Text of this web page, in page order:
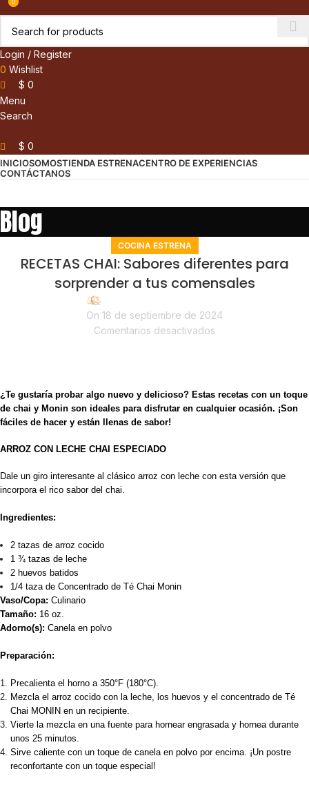
Login / Register
0 Wishlist
0
$ 0
Menu
Search
0
$ 0
INICIOSOMOSTIENDA ESTRENACENTRO DE EXPERIENCIAS
CONTÁCTANOS
Blog
COCINA ESTRENA
RECETAS CHAI: Sabores diferentes para
sorprender a tus comensales
On 18 de septiembre de 2024
Comentarios desactivados
¿Te gustaría probar algo nuevo y delicioso? Estas recetas con un toque
de chai y Monin son ideales para disfrutar en cualquier ocasión. ¡Son
fáciles de hacer y están llenas de sabor!
ARROZ CON LECHE CHAI ESPECIADO
Dale un giro interesante al clásico arroz con leche con esta versión que
incorpora el rico sabor del chai.
Ingredientes:
2 tazas de arroz cocido
1 ¾ tazas de leche
2 huevos batidos
1/4 taza de Concentrado de Té Chai Monin
Vaso/Copa: Culinario
Tamaño: 16 oz.
Adorno(s): Canela en polvo
Preparación:
Precalienta el horno a 350°F (180°C).
Mezcla el arroz cocido con la leche, los huevos y el concentrado de Té
Chai MONIN en un recipiente.
Vierte la mezcla en una fuente para hornear engrasada y hornea durante
unos 25 minutos.
Sirve caliente con un toque de canela en polvo por encima. ¡Un postre
reconfortante con un toque especial!